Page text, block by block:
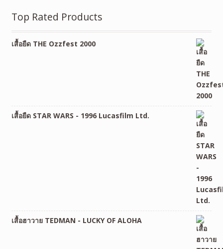
Top Rated Products
เสื้อยืด THE Ozzfest 2000
เสื้อยืด STAR WARS - 1996 Lucasfilm Ltd.
เสื้อฮาวาย TEDMAN - LUCKY OF ALOHA